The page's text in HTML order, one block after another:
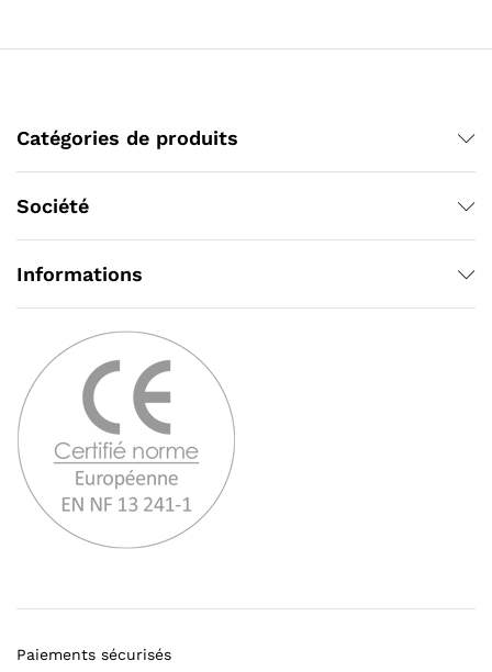
Catégories de produits
Société
Informations
Paiements sécurisés